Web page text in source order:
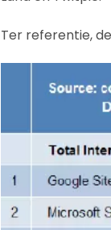
Ter referentie,